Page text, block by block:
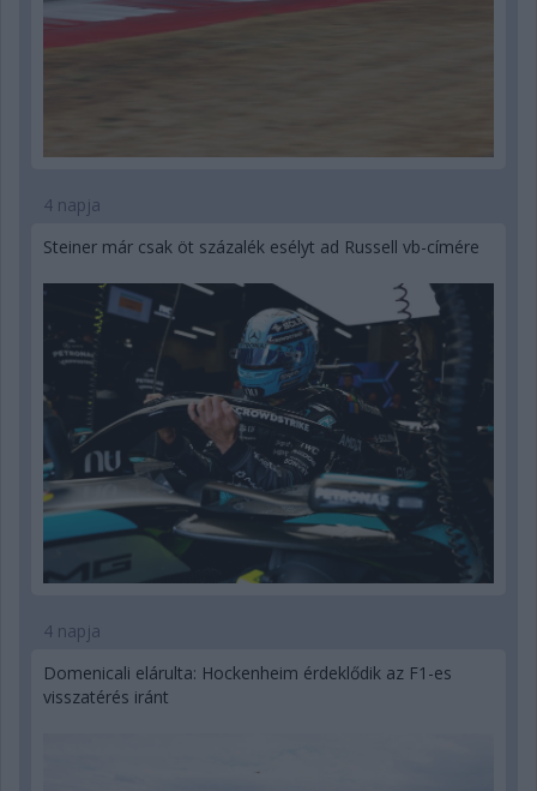
4 napja
Steiner már csak öt százalék esélyt ad Russell vb-címére
4 napja
Domenicali elárulta: Hockenheim érdeklődik az F1-es
visszatérés iránt